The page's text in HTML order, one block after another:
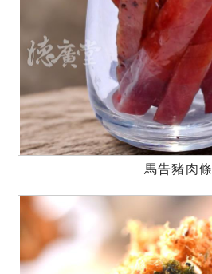
馬告豬肉條